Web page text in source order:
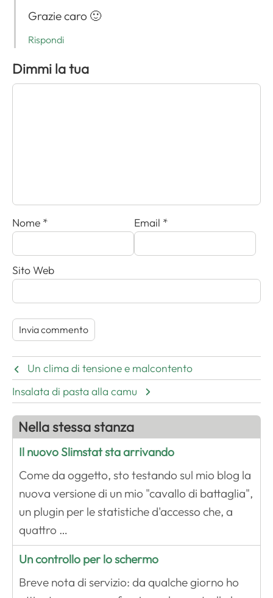
Grazie caro 🙂
Rispondi
Dimmi la tua
Nome * Email *
Sito Web
Un clima di tensione e malcontento
Insalata di pasta alla camu
Nella stessa stanza
Il nuovo Slimstat sta arrivando
Come da oggetto, sto testando sul mio blog la
nuova versione di un mio "cavallo di battaglia",
un plugin per le statistiche d'accesso che, a
quattro …
Un controllo per lo schermo
Breve nota di servizio: da qualche giorno ho